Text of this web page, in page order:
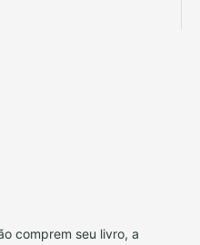
comprem seu livro, a